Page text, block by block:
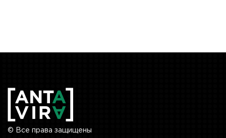
© Все права защищены